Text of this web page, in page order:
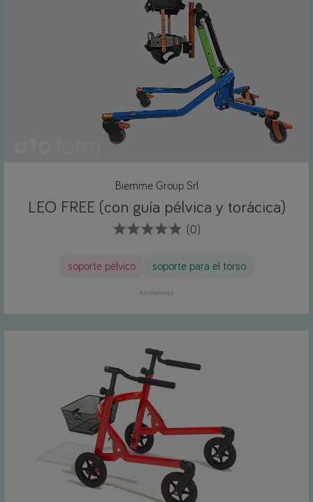
Biemme Group Srl
LEO FREE (con guía pélvica y torácica)
(0)
soporte pélvico soporte para el torso
Andadores